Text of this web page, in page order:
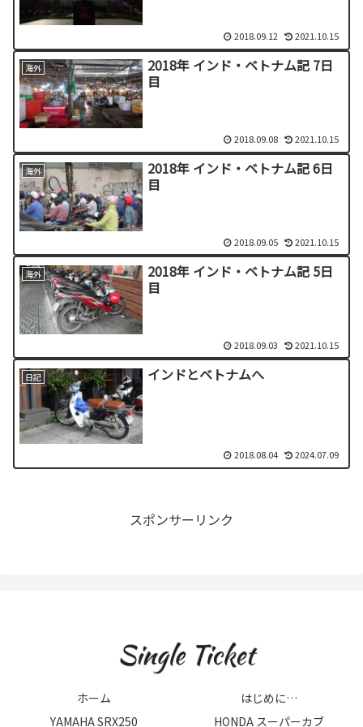
2018.09.12 2021.10.15
海外
2018年 インド・ベトナム記 7日
目
2018.09.08 2021.10.15
海外
2018年 インド・ベトナム記 6日
目
2018.09.05 2021.10.15
海外
2018年 インド・ベトナム記 5日
目
2018.09.03 2021.10.15
日記 インドとベトナムへ
2018.08.04 2024.07.09
スポンサーリンク
ホーム
はじめに…
YAMAHA SRX250
HONDA スーパーカブ